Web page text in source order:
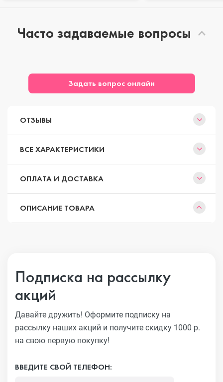
Часто задаваемые вопросы
Задать вопрос онлайн
ОТЗЫВЫ
ВСЕ ХАРАКТЕРИСТИКИ
ОПЛАТА И ДОСТАВКА
ОПИСАНИЕ ТОВАРА
Подписка на рассылку
акций
Давайте дружить! Оформите подписку на
рассылку наших акций и получите скидку 1000 р.
на свою первую покупку!
ВВЕДИТЕ СВОЙ ТЕЛЕФОН: